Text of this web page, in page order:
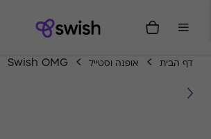
דף הבית אופנה וסטייל Swish OMG